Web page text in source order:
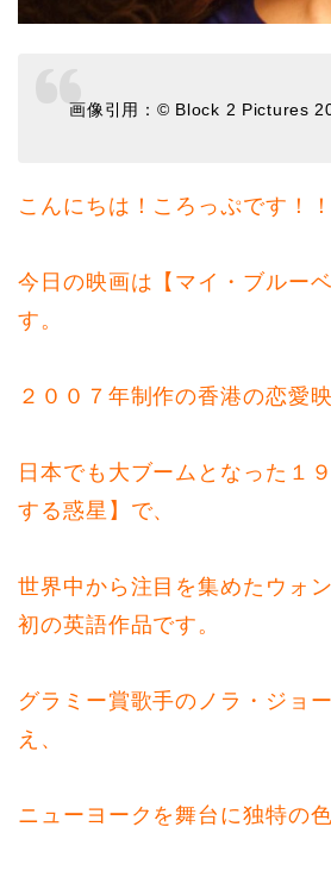
画像引用：© Block 2 Pictures
こんにちは！ころっぷです！！
今日の映画は【マイ・ブルー
す。
２００７年制作の香港の恋愛映
日本でも大ブームとなった１
する惑星】で、
世界中から注目を集めたウォ
初の英語作品です。
グラミー賞歌手のノラ・ジョ
え、
ニューヨークを舞台に独特の